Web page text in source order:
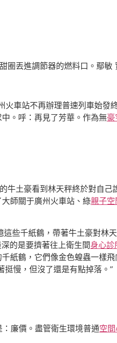
圈丟進調節器的燃料口。鄢敏
車站不再辦理普速列車始發
。呼：再見了芳華。作為無
牛土豪看到林天秤終於對自己
師關于廣州火車站、綠親子
些千紙鶴，帶著牛土豪對林
的是要擠著往上衛生間身心診
紙鶴，它們像金色蝗蟲一樣
挺慢，但沒了還是有點掉落。”
廉價。盡管衛生環境普通空